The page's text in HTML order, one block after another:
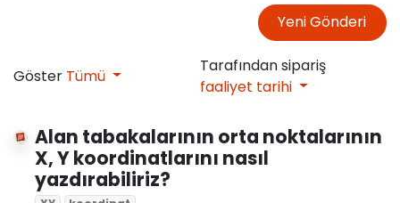
Yeni Gönderi
Göster Tümü
Tarafından sipariş
faaliyet tarihi
Alan tabakalarının orta noktalarının
X, Y koordinatlarını nasıl
yazdırabiliriz?